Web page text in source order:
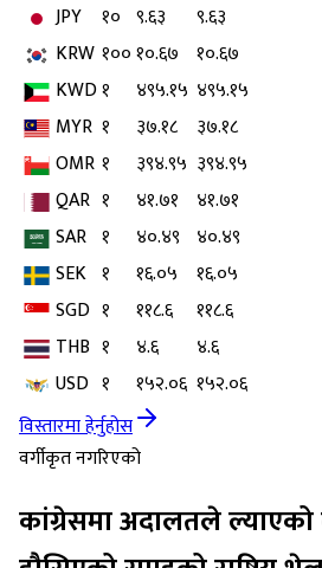
JPY
१० ९.६३
९.६३
KRW १००१०.६७ १०.६७
KWD१ ४९५.१५ ४९५.१५
MYR १ ३७.१८
३७.१८
OMR १ ३९४.९५ ३९४.९५
QAR १ ४१.७१
४१.७१
SAR १ ४०.४९ ४०.४९
SEK १ १६.०५
१६.०५
SGD १ ११८.६
११८.६
THB १ ४.६
४.६
USD १ १५२.०६ १५२.०६
विस्तारमा हेर्नुहोस
वर्गीकृत नगरिएको
कांग्रेसमा अदालतले ल्याएको